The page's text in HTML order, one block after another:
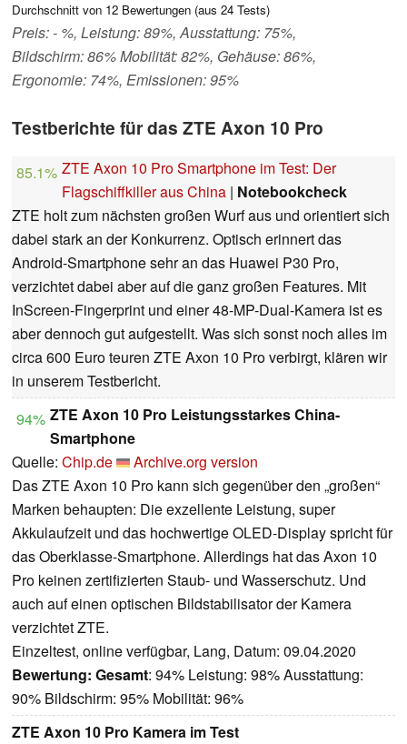
Durchschnitt von 12 Bewertungen (aus 24 Tests)
Preis: - %, Leistung: 89%, Ausstattung: 75%,
Bildschirm: 86% Mobilität: 82%, Gehäuse: 86%,
Ergonomie: 74%, Emissionen: 95%
Testberichte für das ZTE Axon 10 Pro
85.1% ZTE Axon 10 Pro Smartphone im Test: Der
Flagschiffkiller aus China | Notebookcheck
ZTE holt zum nächsten großen Wurf aus und orientiert sich
dabei stark an der Konkurrenz. Optisch erinnert das
Android-Smartphone sehr an das Huawei P30 Pro,
verzichtet dabei aber auf die ganz großen Features. Mit
InScreen-Fingerprint und einer 48-MP-Dual-Kamera ist es
aber dennoch gut aufgestellt. Was sich sonst noch alles im
circa 600 Euro teuren ZTE Axon 10 Pro verbirgt, klären wir
in unserem Testbericht.
94% ZTE Axon 10 Pro Leistungsstarkes China-
Smartphone
Quelle: Chip.de
Archive.org version
Das ZTE Axon 10 Pro kann sich gegenüber den „großen“
Marken behaupten: Die exzellente Leistung, super
Akkulaufzeit und das hochwertige OLED-Display spricht für
das Oberklasse-Smartphone. Allerdings hat das Axon 10
Pro keinen zertifizierten Staub- und Wasserschutz. Und
auch auf einen optischen Bildstabilisator der Kamera
verzichtet ZTE.
Einzeltest, online verfügbar, Lang, Datum: 09.04.2020
Bewertung: Gesamt: 94% Leistung: 98% Ausstattung:
90% Bildschirm: 95% Mobilität: 96%
ZTE Axon 10 Pro Kamera im Test